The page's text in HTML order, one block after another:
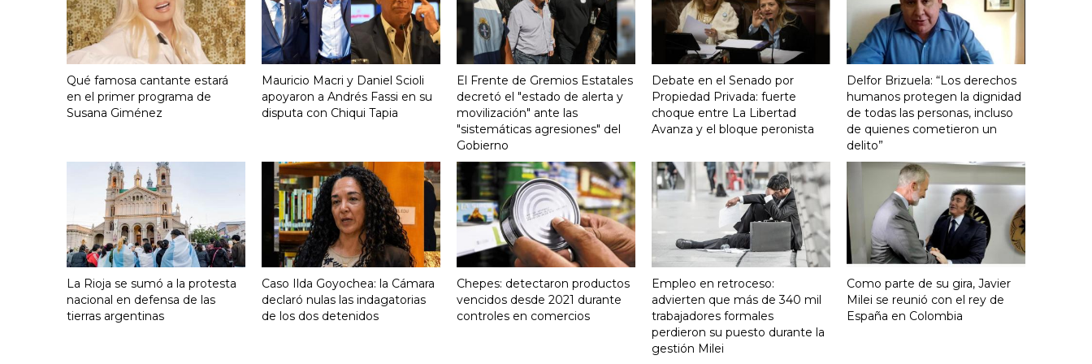
Qué famosa cantante estará
en el primer programa de
Susana Giménez
Mauricio Macri y Daniel Scioli
apoyaron a Andrés Fassi en su
disputa con Chiqui Tapia
El Frente de Gremios Estatales
decretó el "estado de alerta y
movilización" ante las
"sistemáticas agresiones" del
Gobierno
Debate en el Senado por
Propiedad Privada: fuerte
choque entre La Libertad
Avanza y el bloque peronista
Delfor Brizuela: “Los derechos
humanos protegen la dignidad
de todas las personas, incluso
de quienes cometieron un
delito”
La Rioja se sumó a la protesta
nacional en defensa de las
tierras argentinas
Caso Ilda Goyochea: la Cámara
declaró nulas las indagatorias
de los dos detenidos
Chepes: detectaron productos
vencidos desde 2021 durante
controles en comercios
Empleo en retroceso:
advierten que más de 340 mil
trabajadores formales
perdieron su puesto durante la
gestión Milei
Como parte de su gira, Javier
Milei se reunió con el rey de
España en Colombia